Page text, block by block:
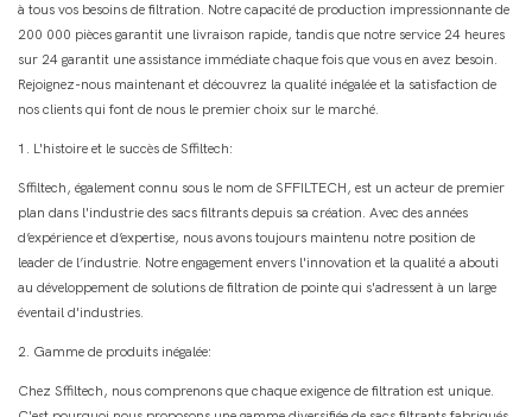
à tous vos besoins de filtration. Notre capacité de production impressionnante de
200 000 pièces garantit une livraison rapide, tandis que notre service 24 heures
sur 24 garantit une assistance immédiate chaque fois que vous en avez besoin.
Rejoignez-nous maintenant et découvrez la qualité inégalée et la satisfaction de
nos clients qui font de nous le premier choix sur le marché.
1. L'histoire et le succès de Sffiltech:
Sffiltech, également connu sous le nom de SFFILTECH, est un acteur de premier
plan dans l'industrie des sacs filtrants depuis sa création. Avec des années
d’expérience et d’expertise, nous avons toujours maintenu notre position de
leader de l’industrie. Notre engagement envers l'innovation et la qualité a abouti
au développement de solutions de filtration de pointe qui s'adressent à un large
éventail d'industries.
2. Gamme de produits inégalée:
Chez Sffiltech, nous comprenons que chaque exigence de filtration est unique.